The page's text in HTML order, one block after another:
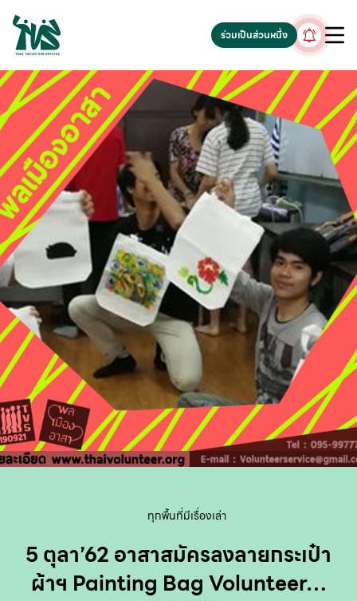
gv-5iuoxpem74qfjw.dv.googlehosted.com
ร่วมเป็นส่วนหนึ่ง
ทุกพื้นที่มีเรื่องเล่า
5 ตุลา’62 อาสาสมัครลงลายกระเป๋า
ผ้าฯ Painting Bag Volunteer…